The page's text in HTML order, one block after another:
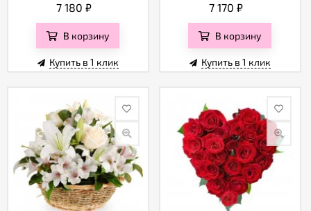
7 180 ₽
В корзину
Купить в 1 клик
7 170 ₽
В корзину
Купить в 1 клик